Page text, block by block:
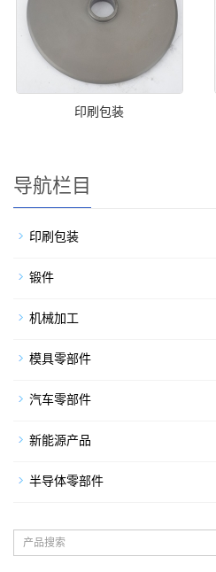
印刷包装
导航栏目
印刷包装
锻件
机械加工
模具零部件
汽车零部件
新能源产品
半导体零部件